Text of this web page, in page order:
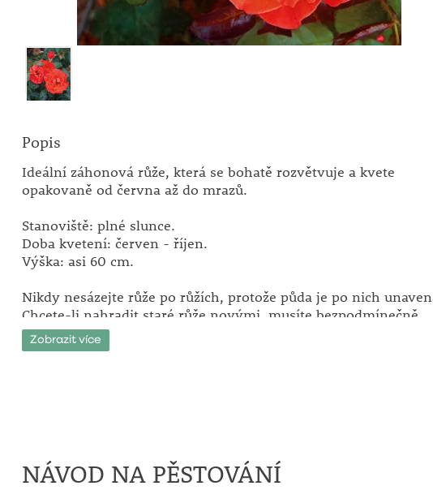
Popis
Ideální záhonová růže, která se bohatě rozvětvuje a kvete
opakovaně od června až do mrazů.
Stanoviště: plné slunce.
Doba kvetení: červen - říjen.
Výška: asi 60 cm.
Nikdy nesázejte růže po růžích, protože půda je po nich
Chcete-li nahradit staré růže novými, musíte bezpodmínečně
vyměnit zem až do hloubky 50 cm! Růže před výsadbou
na 10 hodin do vody. Vysazujte je tak, aby místo očkování bylo
Zobrazit více
NÁVOD NA PĚSTOVÁNÍ